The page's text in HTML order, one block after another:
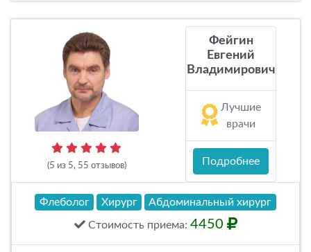
(5 из 5, 55 отзывов)
Фейгин
Евгений
Владимирович
Лучшие
врачи
Подробнее
Флеболог Хирург Абдоминальный хирург
Стоимость приема: 4450